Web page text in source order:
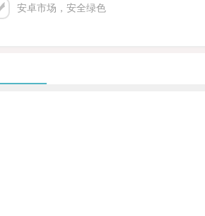
安卓市场，安全绿色